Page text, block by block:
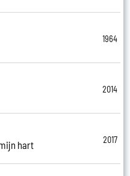
1964
2014
hart
2017